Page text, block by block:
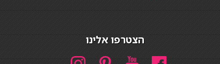
הצטרפו אלינו